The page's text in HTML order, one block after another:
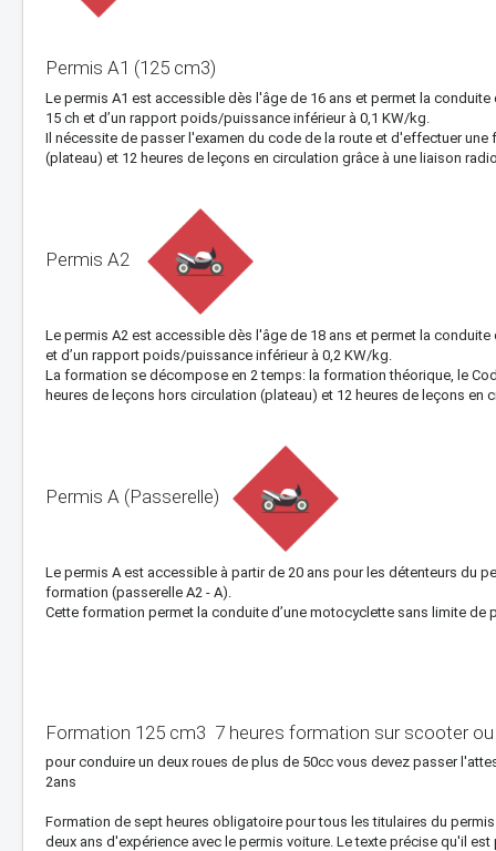
Permis A1 (125 cm3)
Le permis A1 est accessible dès l'âge de 16 ans et permet la conduite
15 ch et d’un rapport poids/puissance inférieur à 0,1 KW/kg.
Il nécessite de passer l'examen du code de la route et d'effectuer
(plateau) et 12 heures de leçons en circulation grâce à une liaison
Permis A2
Le permis A2 est accessible dès l'âge de 18 ans et permet la conduite
et d’un rapport poids/puissance inférieur à 0,2 KW/kg.
La formation se décompose en 2 temps: la formation théorique, le
heures de leçons hors circulation (plateau) et 12 heures de leçons en
Permis A (Passerelle)
Le permis A est accessible à partir de 20 ans pour les détenteurs du
formation (passerelle A2 - A).
Cette formation permet la conduite d’une motocyclette sans limite de
Formation 125 cm3 7 heures formation sur scooter
pour conduire un deux roues de plus de 50cc vous devez passer
2ans
Formation de sept heures obligatoire pour tous les titulaires du
deux ans d'expérience avec le permis voiture. Le texte précise qu'il